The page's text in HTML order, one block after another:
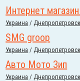
Интернет
Украина /
SMG groop
Украина /
Авто Мото Зип
Украина /